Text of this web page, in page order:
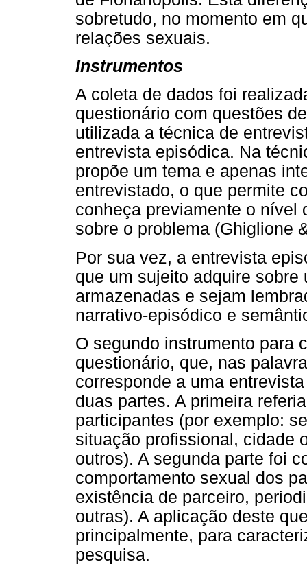
sobretudo, no momento em
relações sexuais.
Instrumentos
A coleta de dados foi
questionário com questões
utilizada a técnica de
entrevista episódica. Na
propõe um tema e apenas
entrevistado, o que permite
conheça previamente o nível
sobre o problema (Ghiglione
Por sua vez, a entrevista
que um sujeito adquire
armazenadas e sejam
narrativo-episódico e
O segundo instrumento para
questionário, que, nas
corresponde a uma
duas partes. A primeira
participantes (por exemplo:
situação profissional, cidade
outros). A segunda parte foi
comportamento sexual dos
existência de parceiro,
outras). A aplicação deste
principalmente, para
pesquisa.